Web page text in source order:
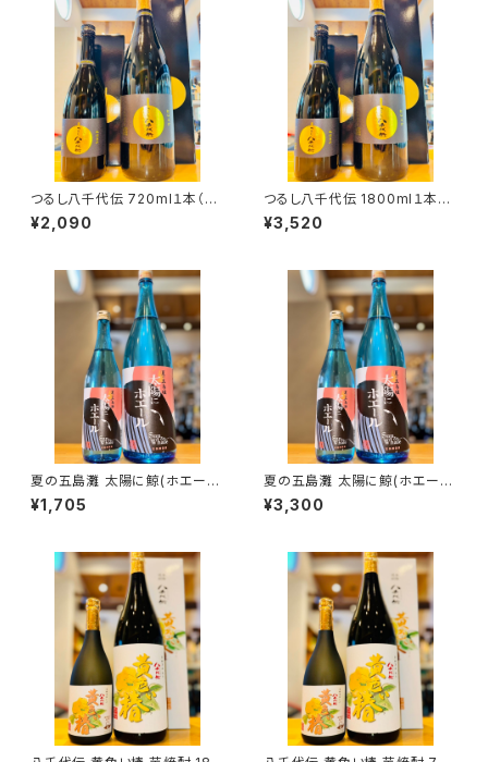
つるし八千代伝 720ml１本（八
千代伝酒造・鹿児島県垂水市上
町）
¥2,090
つるし八千代伝 1800ml１本
（八千代伝酒造・鹿児島県垂水
市上町）
¥3,520
夏の五島灘 太陽に鯨(ホエー
ル) 720ml１本（五島灘酒造・長
崎県南松浦郡新上五島町）
¥1,705
夏の五島灘 太陽に鯨(ホエー
ル) 1800ml１本（五島灘酒造・
長崎県南松浦郡新上五島町）
¥3,300